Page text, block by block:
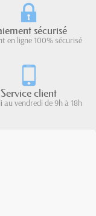
sécurisé
en ligne 100% sécurisé
Service client
au vendredi de 9h à 18h